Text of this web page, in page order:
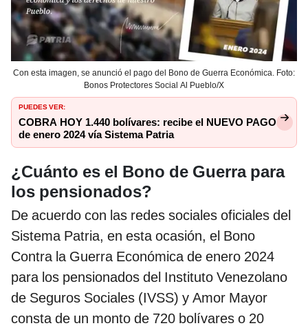
Con esta imagen, se anunció el pago del Bono de Guerra Económica. Foto:
Bonos Protectores Social Al Pueblo/X
PUEDES VER:
COBRA HOY 1.440 bolívares: recibe el NUEVO PAGO
de enero 2024 vía Sistema Patria
¿Cuánto es el Bono de Guerra para
los pensionados?
De acuerdo con las redes sociales oficiales del
Sistema Patria, en esta ocasión, el Bono
Contra la Guerra Económica de enero 2024
para los pensionados del Instituto Venezolano
de Seguros Sociales (IVSS) y Amor Mayor
consta de un monto de 720 bolívares o 20